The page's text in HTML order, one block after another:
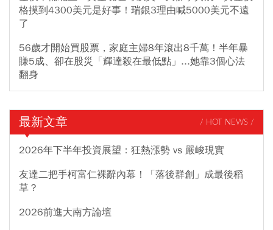
格摸到4300美元是好事！瑞銀3理由喊5000美元不遠
了
56歲才開始買股票，家庭主婦8年滾出8千萬！半年暴
賺5成、卻在股災「輝達殺在最低點」...她靠3個心法
翻身
最新文章 / HOT NEWS /
2026年下半年投資展望：狂熱漲勢 vs 嚴峻現實
友達二把手柯富仁裸辭內幕！「落後群創」成最後稻
草？
2026前進大南方論壇